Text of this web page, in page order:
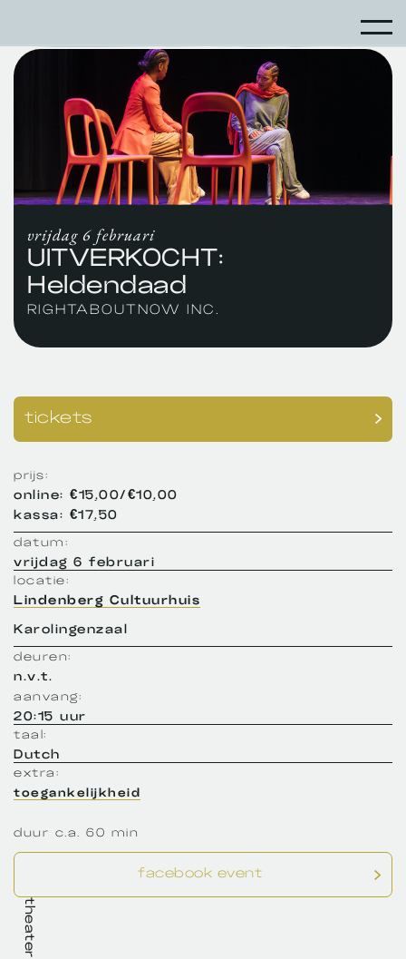
vrijdag 6 februari
UITVERKOCHT:
Heldendaad
RIGHTABOUTNOW INC.
theater
tickets
prijs:
online: €15,00/€10,00
kassa: €17,50
datum:
vrijdag 6 februari
locatie:
Lindenberg Cultuurhuis
Karolingenzaal
deuren:
n.v.t.
aanvang:
20:15 uur
taal:
Dutch
extra:
toegankelijkheid
duur c.a. 60 min
facebook event